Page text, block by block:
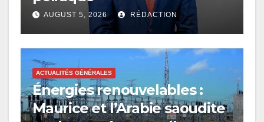
AUGUST 5, 2026 RÉDACTION
ACTUALITÉS GÉNÉRALES
Énergies renouvelables :
Maurice et l’Arabie saoudite